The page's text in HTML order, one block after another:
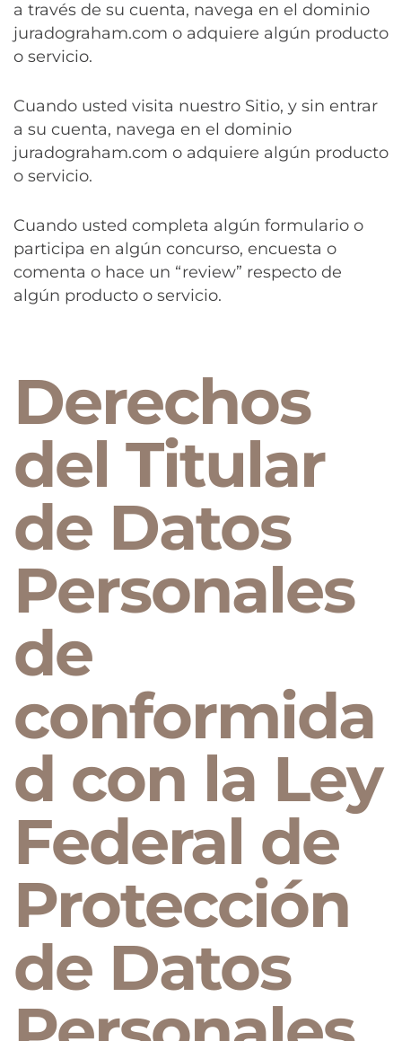
a través de su cuenta, navega en el dominio
juradograham.com o adquiere algún producto
o servicio.
Cuando usted visita nuestro Sitio, y sin entrar
a su cuenta, navega en el dominio
juradograham.com o adquiere algún producto
o servicio.
Cuando usted completa algún formulario o
participa en algún concurso, encuesta o
comenta o hace un “review” respecto de
algún producto o servicio.
Derechos
del Titular
de Datos
Personales
de
conformida
d con la Ley
Federal de
Protección
de Datos